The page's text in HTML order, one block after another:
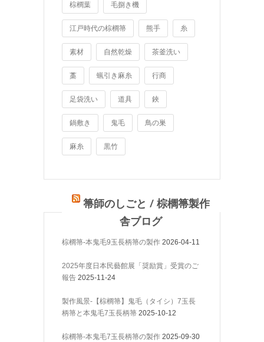
棕櫚葉 毛捌き機
江戸時代の棕櫚箒 熊手 糸
素材 自然乾燥 茶釜洗い
藁 蝋引き麻糸 行商
足袋洗い 道具 鋏
鍋敷き 鬼毛 鳥の巣
麻糸 黒竹
箒師のしごと / 棕櫚箒製作
舎ブログ
棕櫚箒-本鬼毛9玉長柄箒の製作 2026-04-11
2025年度日本民藝館展「奨励賞」受賞のご
報告 2025-11-24
製作風景-【棕櫚箒】鬼毛（タイシ）7玉長
柄箒と本鬼毛7玉長柄箒 2025-10-12
棕櫚箒-本鬼毛7玉長柄箒の製作 2025-09-30